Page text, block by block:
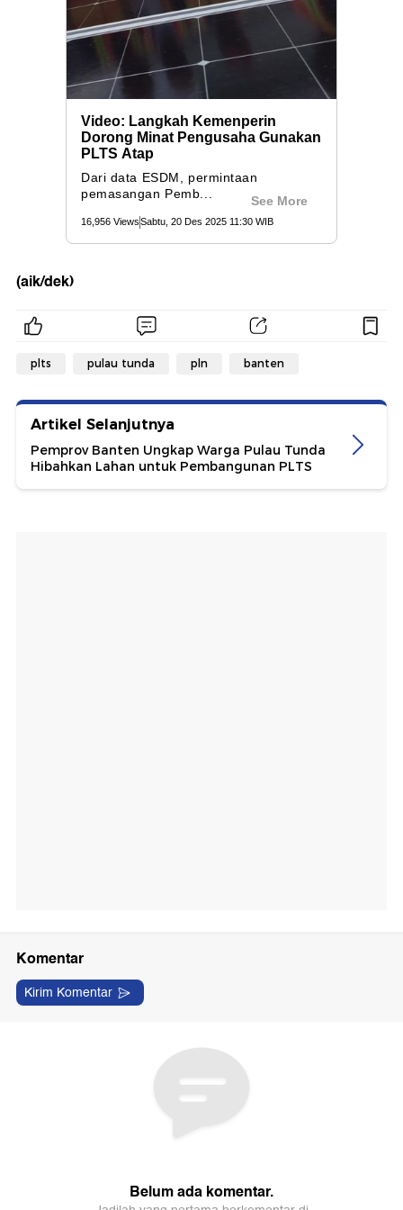
(aik/dek)
plts pulau tunda pln banten
Artikel Selanjutnya
Pemprov Banten Ungkap Warga Pulau Tunda
Hibahkan Lahan untuk Pembangunan PLTS